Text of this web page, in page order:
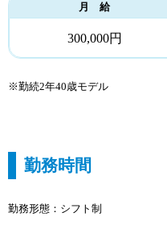
月 給
300,000円
※勤続2年40歳モデル
勤務時間
勤務形態：シフト制